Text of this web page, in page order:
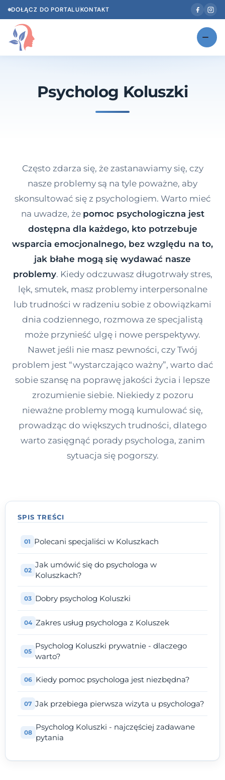
DOŁĄCZ DO PORTALUKONTAKT
NOWOŚĆ
Dawka wiedzy
Kontakt
Dołącz do portalu
Psycholog Koluszki
Często zdarza się, że zastanawiamy się, czy
nasze problemy są na tyle poważne, aby
skonsultować się z psychologiem. Warto mieć
na uwadze, że pomoc psychologiczna jest
dostępna dla każdego, kto potrzebuje
wsparcia emocjonalnego, bez względu na to,
jak błahe mogą się wydawać nasze
problemy. Kiedy odczuwasz długotrwały stres,
lęk, smutek, masz problemy interpersonalne
lub trudności w radzeniu sobie z obowiązkami
dnia codziennego, rozmowa ze specjalistą
może przynieść ulgę i nowe perspektywy.
Nawet jeśli nie masz pewności, czy Twój
problem jest “wystarczająco ważny”, warto dać
sobie szansę na poprawę jakości życia i lepsze
zrozumienie siebie. Niekiedy z pozoru
nieważne problemy mogą kumulować się,
prowadząc do większych trudności, dlatego
warto zasięgnąć porady psychologa, zanim
sytuacja się pogorszy.
SPIS TREŚCI
Polecani specjaliści w Koluszkach
Jak umówić się do psychologa w
Koluszkach?
Dobry psycholog Koluszki
Zakres usług psychologa z Koluszek
Psycholog Koluszki prywatnie - dlaczego
warto?
Kiedy pomoc psychologa jest niezbędna?
Jak przebiega pierwsza wizyta u psychologa?
Psycholog Koluszki - najczęściej zadawane
pytania